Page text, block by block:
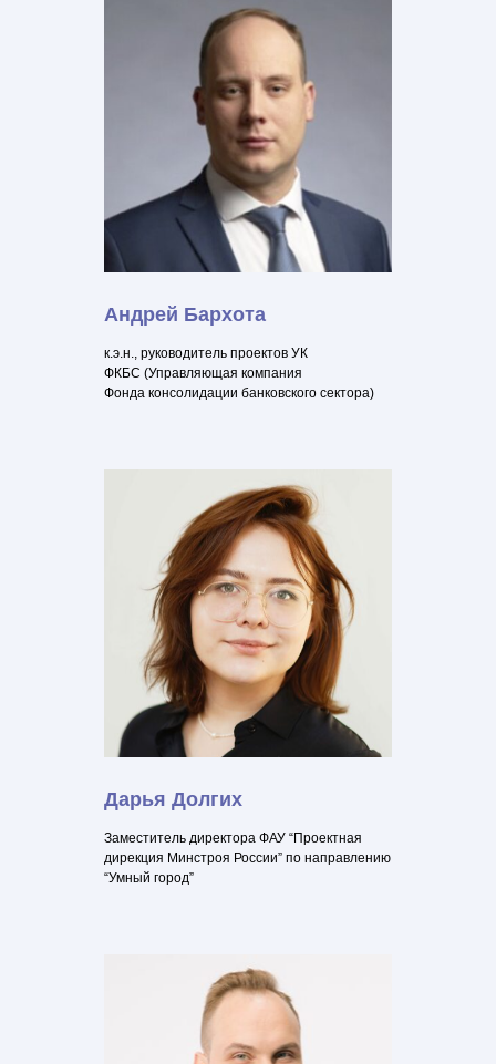
Андрей Бархота
к.э.н., руководитель проектов УК
ФКБС (Управляющая компания
Фонда консолидации банковского сектора)
Дарья Долгих
Заместитель директора ФАУ “Проектная
дирекция Минстроя России” по направлению
“Умный город”